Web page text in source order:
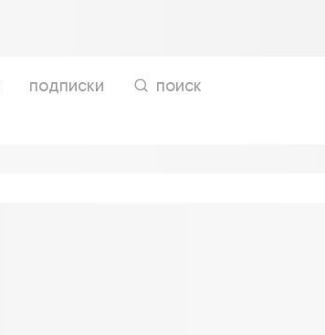
подписки поиск